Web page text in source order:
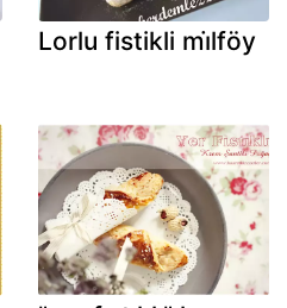
Lorlu fistikli mi̇lföy